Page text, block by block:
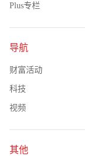
Plus专栏
导航
财富活动
科技
视频
其他